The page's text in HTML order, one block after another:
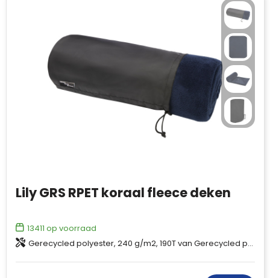
Lily GRS RPET koraal fleece deken
13411 op voorraad
Gerecycled polyester, 240 g/m2, 190T van Gerecycled polyester